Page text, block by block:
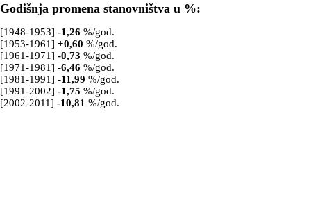
Godišnja promena stanovništva u %:
[1948-1953] -1,26 %/god.
[1953-1961] +0,60 %/god.
[1961-1971] -0,73 %/god.
[1971-1981] -6,46 %/god.
[1981-1991] -11,99 %/god.
[1991-2002] -1,75 %/god.
[2002-2011] -10,81 %/god.